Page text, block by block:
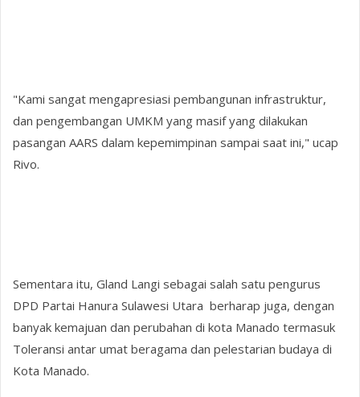
"Kami sangat mengapresiasi pembangunan infrastruktur,
dan pengembangan UMKM yang masif yang dilakukan
pasangan AARS dalam kepemimpinan sampai saat ini," ucap
Rivo.
Sementara itu, Gland Langi sebagai salah satu pengurus
DPD Partai Hanura Sulawesi Utara berharap juga, dengan
banyak kemajuan dan perubahan di kota Manado termasuk
Toleransi antar umat beragama dan pelestarian budaya di
Kota Manado.